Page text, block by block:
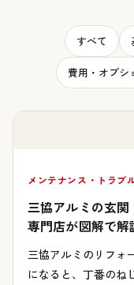
すべて
費用・オプシ
メンテナンス・トラブ
三協アルミの玄関
専門店が図解で解
三協アルミのリフォ
になると、丁番のね